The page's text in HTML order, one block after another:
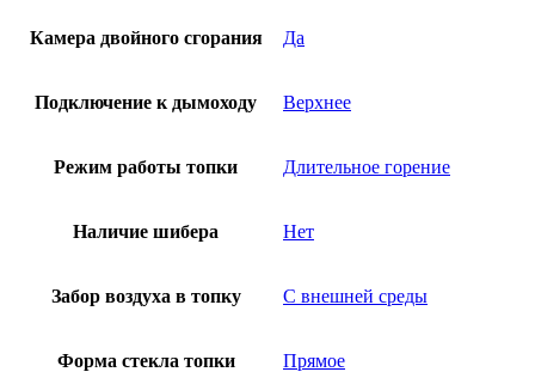
Камера двойного сгорания Да
Подключение к дымоходу Верхнее
Режим работы топки Длительное горение
Наличие шибера Нет
Забор воздуха в топку С внешней среды
Форма стекла топки Прямое